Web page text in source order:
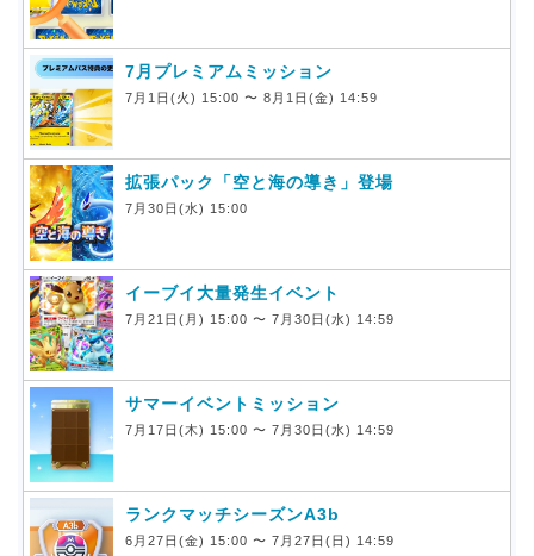
7月プレミアムミッション
7月1日(火) 15:00 〜 8月1日(金) 14:59
拡張パック「空と海の導き」登場
7月30日(水) 15:00
イーブイ大量発生イベント
7月21日(月) 15:00 〜 7月30日(水) 14:59
サマーイベントミッション
7月17日(木) 15:00 〜 7月30日(水) 14:59
ランクマッチシーズンA3b
6月27日(金) 15:00 〜 7月27日(日) 14:59